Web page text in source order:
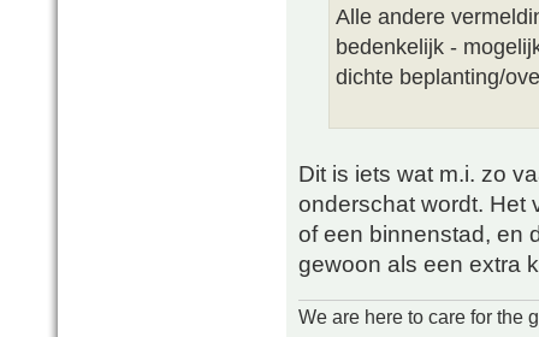
Alle andere
bedenkelijk -
dichte beplanting/
Dit is iets wat m.i. zo
onderschat wordt. Het
of een binnenstad, en
gewoon als een extra
We are here to care for the